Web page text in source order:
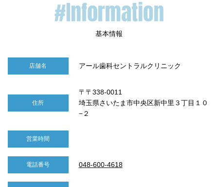
店舗名 アール歯科セントラルクリニック
住所
〒〒338-0011
埼玉県さいたま市中央区新中里３丁目１０
−２
営業時間
電話番号 048-600-4618